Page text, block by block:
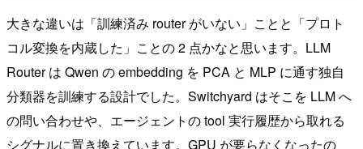
大きな違いは「訓練済み router がいない」ことと「プロト
コル変換を内蔵した」ことの 2 点かなと思います。LLM
Router は Qwen の embedding を PCA と MLP に通す独自
分類器を訓練する設計でした。Switchyard はそこを LLM へ
の問い合わせや、エージェントの tool 実行履歴から取れる
シグナルに置き換えています。GPU が要らなくなったの